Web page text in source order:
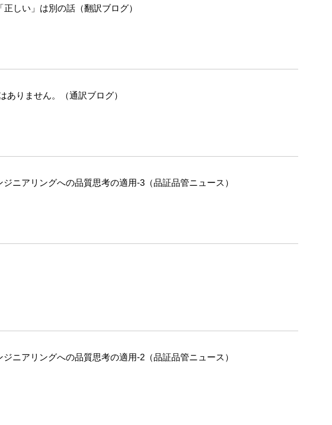
しい」は別の話（翻訳ブログ）
りません。（通訳ブログ）
ニアリングへの品質思考の適用-3（品証品管ニュース）
ニアリングへの品質思考の適用-2（品証品管ニュース）